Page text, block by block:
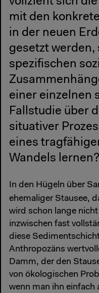
mit den
in der neuen
gesetzt werden,
spezifischen
einer einzelnen
Fallstudie über
situativer
eines
Wandels lernen?
In den Hügeln über
ehemaliger Stausee,
wird schon lange
inzwischen fast
diese
Anthropozäns
Damm, der den
von ökologischen
wenn man ihn einfach